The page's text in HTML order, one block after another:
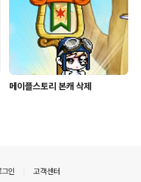
메이플스토리 본캐 삭제
그인 고객센터